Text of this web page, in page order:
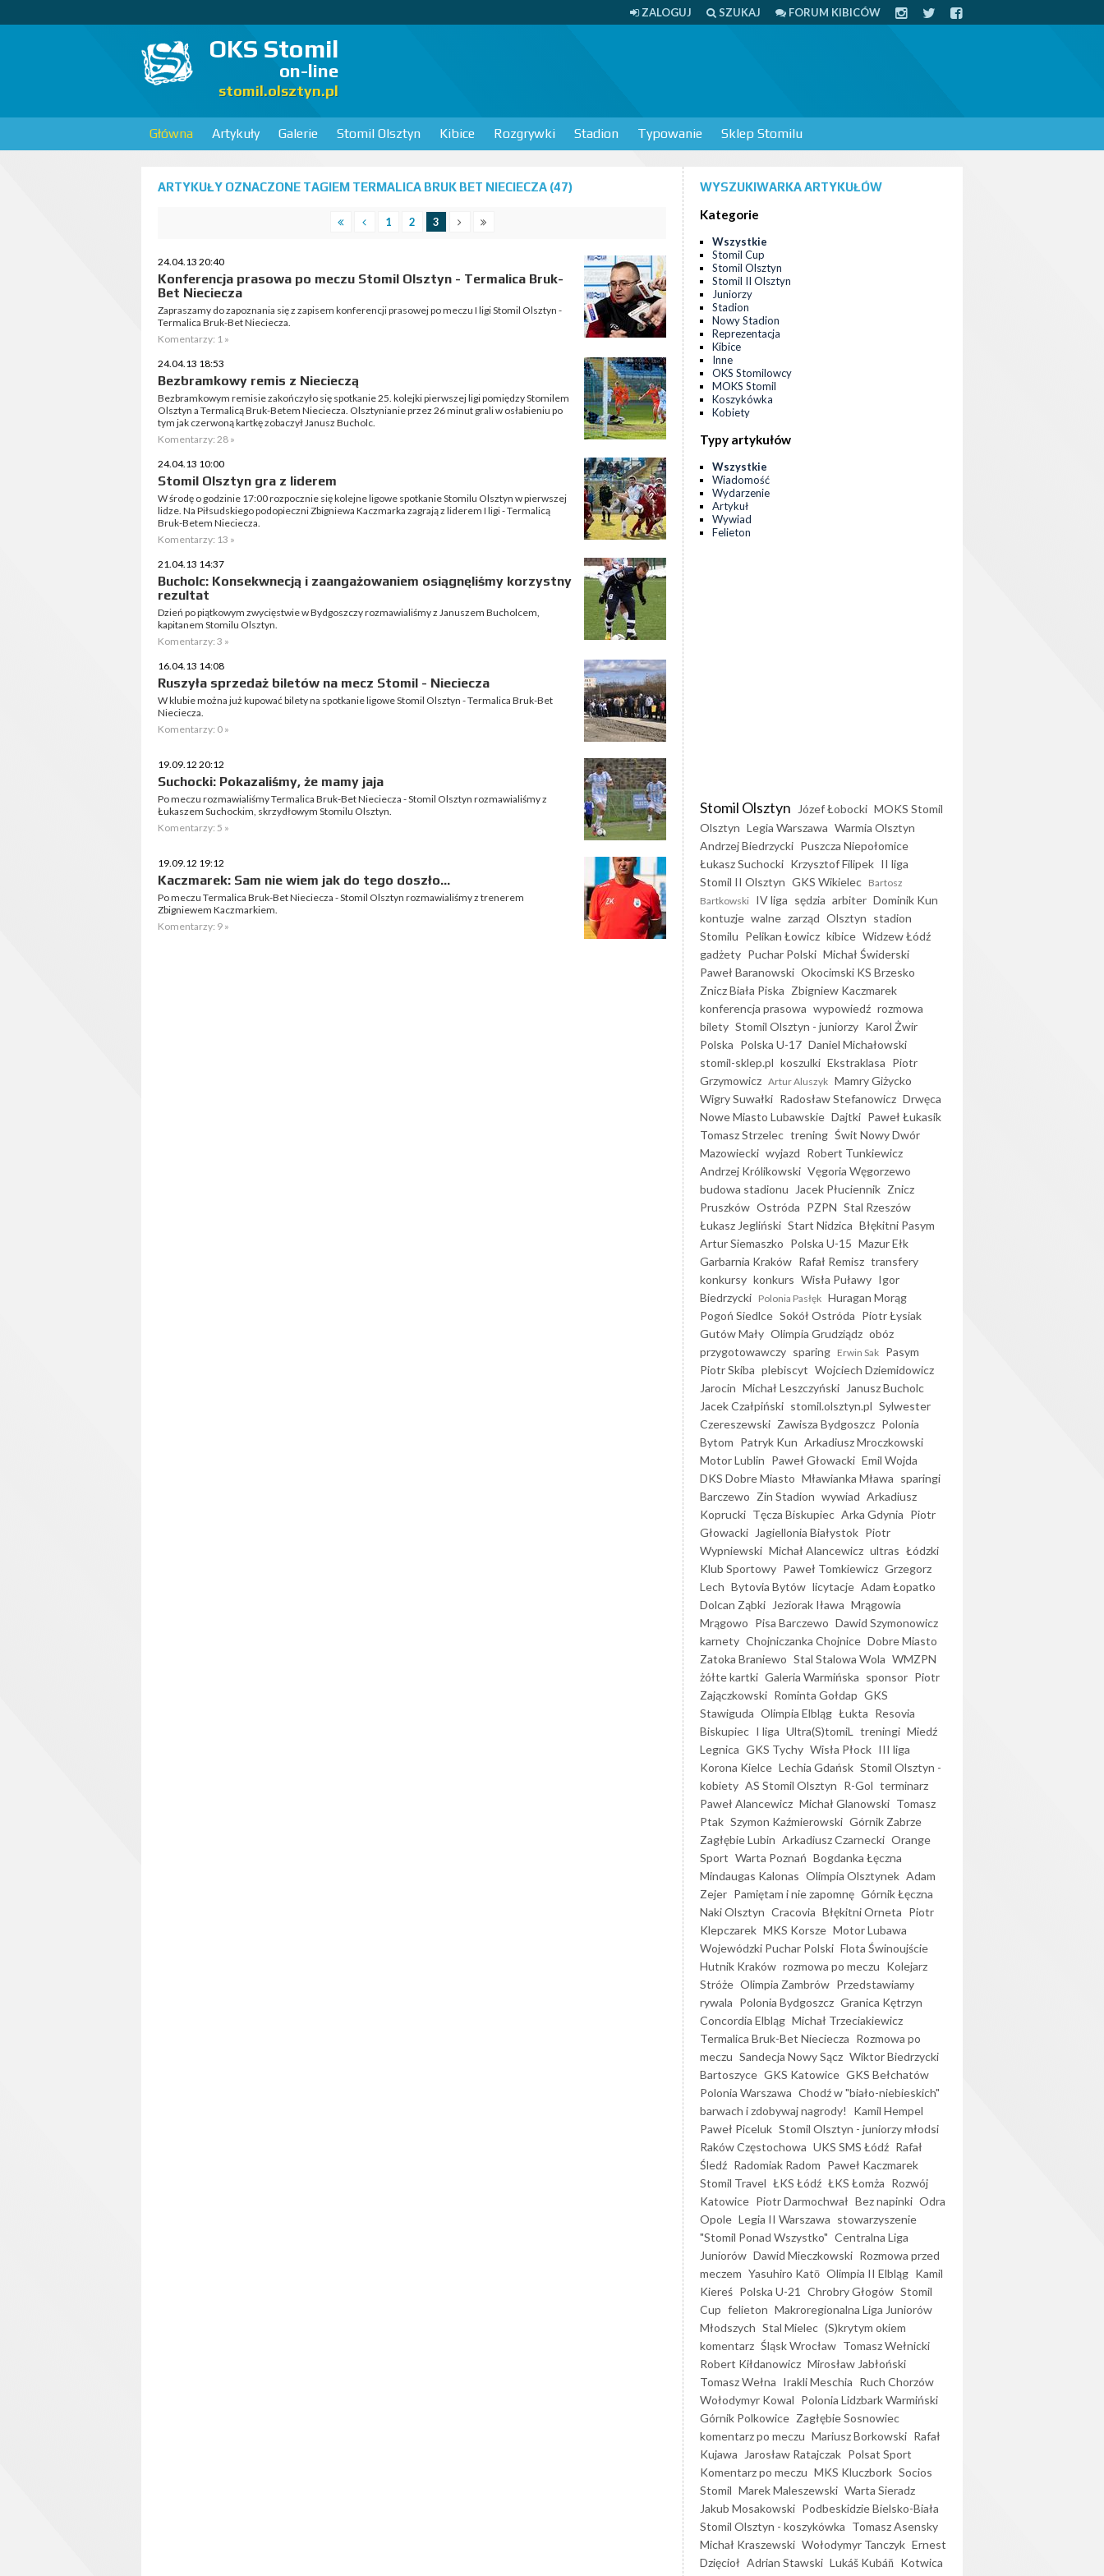
ZALOGUJ SZUKAJ FORUM KIBICÓW
OKS Stomil
on-line
stomil.olsztyn.pl
Główna Artykuły Galerie Stomil Olsztyn Kibice Rozgrywki Stadion Typowanie Sklep Stomilu
ARTYKUŁY OZNACZONE TAGIEM TERMALICA BRUK BET NIECIECZA (47)
1 2 3
24.04.13 20:40
Konferencja prasowa po meczu Stomil Olsztyn - Termalica Bruk-
Bet Nieciecza
Zapraszamy do zapoznania się z zapisem konferencji prasowej po meczu I ligi Stomil Olsztyn -
Termalica Bruk-Bet Nieciecza.
Komentarzy: 1 »
24.04.13 18:53
Bezbramkowy remis z Niecieczą
Bezbramkowym remisie zakończyło się spotkanie 25. kolejki pierwszej ligi pomiędzy Stomilem
Olsztyn a Termalicą Bruk-Betem Nieciecza. Olsztynianie przez 26 minut grali w osłabieniu po
tym jak czerwoną kartkę zobaczył Janusz Bucholc.
Komentarzy: 28 »
24.04.13 10:00
Stomil Olsztyn gra z liderem
W środę o godzinie 17:00 rozpocznie się kolejne ligowe spotkanie Stomilu Olsztyn w pierwszej
lidze. Na Piłsudskiego podopieczni Zbigniewa Kaczmarka zagrają z liderem I ligi - Termalicą
Bruk-Betem Nieciecza.
Komentarzy: 13 »
21.04.13 14:37
Bucholc: Konsekwnecją i zaangażowaniem osiągnęliśmy korzystny
rezultat
Dzień po piątkowym zwycięstwie w Bydgoszczy rozmawialiśmy z Januszem Bucholcem,
kapitanem Stomilu Olsztyn.
Komentarzy: 3 »
16.04.13 14:08
Ruszyła sprzedaż biletów na mecz Stomil - Nieciecza
W klubie można już kupować bilety na spotkanie ligowe Stomil Olsztyn - Termalica Bruk-Bet
Nieciecza.
Komentarzy: 0 »
19.09.12 20:12
Suchocki: Pokazaliśmy, że mamy jaja
Po meczu rozmawialiśmy Termalica Bruk-Bet Nieciecza - Stomil Olsztyn rozmawialiśmy z
Łukaszem Suchockim, skrzydłowym Stomilu Olsztyn.
Komentarzy: 5 »
19.09.12 19:12
Kaczmarek: Sam nie wiem jak do tego doszło...
Po meczu Termalica Bruk-Bet Nieciecza - Stomil Olsztyn rozmawialiśmy z trenerem
Zbigniewem Kaczmarkiem.
Komentarzy: 9 »
WYSZUKIWARKA ARTYKUŁÓW
Kategorie
Wszystkie
Stomil Cup
Stomil Olsztyn
Stomil II Olsztyn
Juniorzy
Stadion
Nowy Stadion
Reprezentacja
Kibice
Inne
OKS Stomilowcy
MOKS Stomil
Koszykówka
Kobiety
Typy artykułów
Wszystkie
Wiadomość
Wydarzenie
Artykuł
Wywiad
Felieton
Stomil Olsztyn Józef Łobocki MOKS Stomil
Olsztyn Legia Warszawa Warmia Olsztyn
Andrzej Biedrzycki Puszcza Niepołomice
Łukasz Suchocki Krzysztof Filipek II liga
Stomil II Olsztyn GKS Wikielec Bartosz
Bartkowski IV liga sędzia arbiter Dominik Kun
kontuzje walne zarząd Olsztyn stadion
Stomilu Pelikan Łowicz kibice Widzew Łódź
gadżety Puchar Polski Michał Świderski
Paweł Baranowski Okocimski KS Brzesko
Znicz Biała Piska Zbigniew Kaczmarek
konferencja prasowa wypowiedź rozmowa
bilety Stomil Olsztyn - juniorzy Karol Żwir
Polska Polska U-17 Daniel Michałowski
stomil-sklep.pl koszulki Ekstraklasa Piotr
Grzymowicz Artur Aluszyk Mamry Giżycko
Wigry Suwałki Radosław Stefanowicz Drwęca
Nowe Miasto Lubawskie Dajtki Paweł Łukasik
Tomasz Strzelec trening Świt Nowy Dwór
Mazowiecki wyjazd Robert Tunkiewicz
Andrzej Królikowski Vęgoria Węgorzewo
budowa stadionu
Jacek Płuciennik Znicz
Pruszków Ostróda PZPN Stal Rzeszów
Łukasz Jegliński Start Nidzica Błękitni Pasym
Artur Siemaszko Polska U-15 Mazur Ełk
Garbarnia Kraków Rafał Remisz transfery
konkursy konkurs Wisła Puławy Igor
Biedrzycki Polonia Pasłęk Huragan Morąg
Pogoń Siedlce Sokół Ostróda Piotr Łysiak
Gutów Mały Olimpia Grudziądz obóz
przygotowawczy sparing Erwin Sak Pasym
Piotr Skiba plebiscyt Wojciech Dziemidowicz
Jarocin Michał Leszczyński
Janusz Bucholc
Jacek Czałpiński stomil.olsztyn.pl Sylwester
Czereszewski Zawisza Bydgoszcz Polonia
Bytom Patryk Kun Arkadiusz Mroczkowski
Motor Lublin Paweł Głowacki Emil Wojda
DKS Dobre Miasto Mławianka Mława sparingi
Barczewo Zin Stadion wywiad Arkadiusz
Koprucki Tęcza Biskupiec Arka Gdynia Piotr
Głowacki
Jagiellonia Białystok Piotr
Wypniewski Michał Alancewicz ultras Łódzki
Klub Sportowy Paweł Tomkiewicz Grzegorz
Lech Bytovia Bytów licytacje Adam Łopatko
Dolcan Ząbki
Jeziorak Iława Mrągowia
Mrągowo Pisa Barczewo Dawid Szymonowicz
karnety Chojniczanka Chojnice Dobre Miasto
Zatoka Braniewo Stal Stalowa Wola WMZPN
żółte kartki Galeria Warmińska sponsor Piotr
Zajączkowski Rominta Gołdap GKS
Stawiguda Olimpia Elbląg Łukta Resovia
Biskupiec I liga Ultra(S)tomiL treningi Miedź
Legnica GKS Tychy Wisła Płock III liga
Korona Kielce Lechia Gdańsk Stomil Olsztyn -
kobiety AS Stomil Olsztyn R-Gol terminarz
Paweł Alancewicz Michał Glanowski Tomasz
Ptak Szymon Kaźmierowski Górnik Zabrze
Zagłębie Lubin Arkadiusz Czarnecki Orange
Sport Warta Poznań Bogdanka Łęczna
Mindaugas Kalonas Olimpia Olsztynek Adam
Zejer Pamiętam i nie zapomnę Górnik Łęczna
Naki Olsztyn Cracovia Błękitni Orneta Piotr
Klepczarek MKS Korsze Motor Lubawa
Wojewódzki Puchar Polski Flota Świnoujście
Hutnik Kraków rozmowa po meczu Kolejarz
Stróże Olimpia Zambrów Przedstawiamy
rywala Polonia Bydgoszcz Granica Kętrzyn
Concordia Elbląg Michał Trzeciakiewicz
Termalica Bruk-Bet Nieciecza Rozmowa po
meczu Sandecja Nowy Sącz Wiktor Biedrzycki
Bartoszyce GKS Katowice GKS Bełchatów
Polonia Warszawa Chodź w "biało-niebieskich"
barwach i zdobywaj nagrody!
Kamil Hempel
Paweł Piceluk Stomil Olsztyn - juniorzy młodsi
Raków Częstochowa UKS SMS Łódź Rafał
Śledź Radomiak Radom Paweł Kaczmarek
Stomil Travel ŁKS Łódź ŁKS Łomża Rozwój
Katowice Piotr Darmochwał Bez napinki Odra
Opole Legia II Warszawa stowarzyszenie
"Stomil Ponad Wszystko" Centralna Liga
Juniorów Dawid Mieczkowski Rozmowa przed
meczem Yasuhiro Katō Olimpia II Elbląg Kamil
Kiereś Polska U-21 Chrobry Głogów Stomil
Cup felieton Makroregionalna Liga Juniorów
Młodszych Stal Mielec (S)krytym okiem
komentarz Śląsk Wrocław Tomasz Wełnicki
Robert Kiłdanowicz Mirosław Jabłoński
Tomasz Wełna Irakli Meschia Ruch Chorzów
Wołodymyr Kowal Polonia Lidzbark Warmiński
Górnik Polkowice Zagłębie Sosnowiec
komentarz po meczu Mariusz Borkowski Rafał
Kujawa
Jarosław Ratajczak Polsat Sport
Komentarz po meczu MKS Kluczbork Socios
Stomil Marek Maleszewski Warta Sieradz
Jakub Mosakowski Podbeskidzie Bielsko-Biała
Stomil Olsztyn - koszykówka Tomasz Asensky
Michał Kraszewski Wołodymyr Tanczyk Ernest
Dzięcioł Adrian Stawski Lukáš Kubáň Kotwica